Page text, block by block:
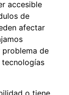
accesible
de
afectar
problema de
o tiene